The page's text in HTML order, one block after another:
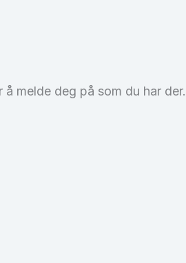
melde deg på som du har